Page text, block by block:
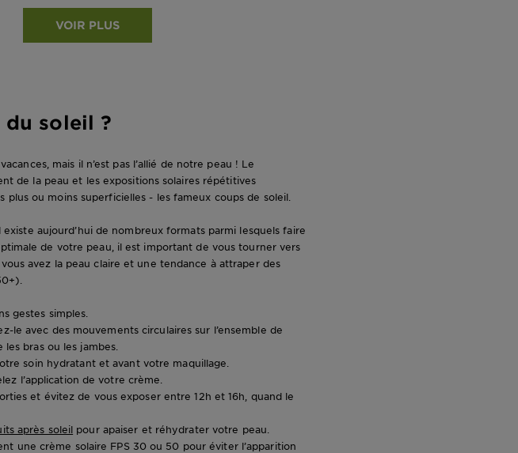
VOIR PLUS
soleil ?
mais il n’est pas l’allié de notre peau ! Le
de la peau et les expositions solaires répétitives
ou moins superficielles - les fameux coups de soleil.
aujourd’hui de nombreux formats parmi lesquels faire
de votre peau, il est important de vous tourner vers
avez la peau claire et une tendance à attraper des
gestes simples
avec des mouvements circulaires sur l’ensemble de
bras ou les jambes.
soin hydratant et avant votre maquillage.
l’application de votre crème.
et évitez de vous exposer entre 12h et 16h, quand le
après soleil pour apaiser et réhydrater votre peau.
une crème solaire FPS 30 ou 50 pour éviter l’apparition